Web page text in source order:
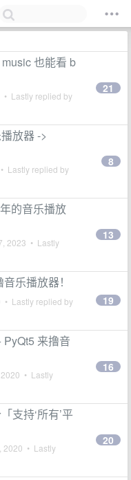
也能看 b
• Lastly replied by
21
放器 ->
• Lastly replied by
8
的音乐播放
2023 • Lastly
13
乐播放器！
• Lastly replied by 19
来撸音
• Lastly
16
支持‘所有’平
2020 • Lastly
20